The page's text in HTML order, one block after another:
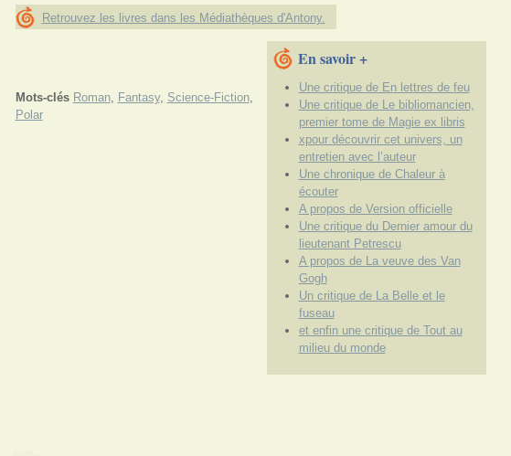
Retrouvez les livres dans les Médiathèques d'Antony.
En savoir +
Une critique de En lettres de feu
Une critique de Le bibliomancien,
premier tome de Magie ex libris
xpour découvrir cet univers, un
entretien avec l’auteur
Une chronique de Chaleur à
écouter
A propos de Version officielle
Une critique du Dernier amour du
lieutenant Petrescu
A propos de La veuve des Van
Gogh
Un critique de La Belle et le
fuseau
et enfin une critique de Tout au
milieu du monde
Mots-clés Roman, Fantasy, Science-Fiction,
Polar